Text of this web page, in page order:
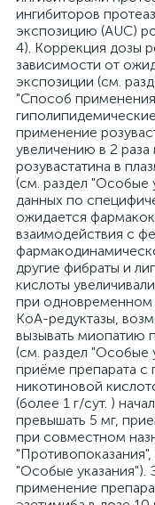
ингибиторов
экспозицию (AUC)
4). Коррекция дозы
зависимости от
экспозиции (см.
"Способ
применение
увеличению в 2
розувастатина в
(см. раздел "Особые
данных по
ожидается
взаимодействия с
другие фибраты и
кислоты
при одновременном
КоА-редуктазы,
вызывать миопатию
(см. раздел "Особые
приёме препарата
никотиновой
(более 1 г/сут. )
превышать 5 мг,
при совместном
"Особые указания").
применение